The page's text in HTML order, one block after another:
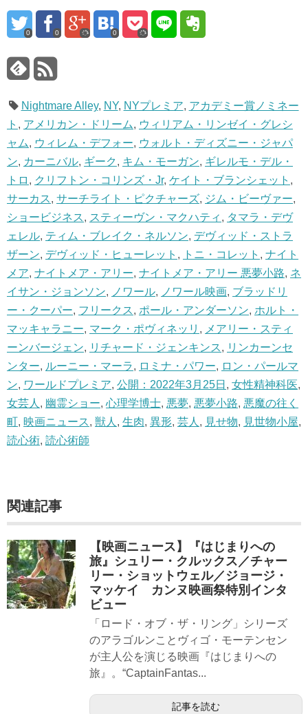
0 0 0
Nightmare Alley, NY, NYプレミア, アカデミー賞ノミネー
ト , アメリカン・ドリーム, ウィリアム・リンゼイ・グレシ
ャム, ウィレム・デフォー, ウォルト・ディズニー・ジャパ
ン, カーニバル, ギーク , キム・モーガン, ギレルモ・デル・
トロ , クリフトン・コリンズ・Jr, ケイト・ブランシェット ,
サーカス, サーチライト・ピクチャーズ, ジム・ビーヴァー,
ショービジネス, スティーヴン・マクハティ , タマラ・デヴ
ェレル, ティム・ブレイク・ネルソン, デヴィッド・ストラ
ザーン, デヴィッド・ヒューレット , トニ・コレット , ナイト
メア, ナイトメア・アリー, ナイトメア・アリー 悪夢小路, ネ
イサン・ジョンソン, ノワール, ノワール映画, ブラッドリ
ー・クーパー, フリークス, ポール・アンダーソン, ホルト・
マッキャラニー, マーク・ポヴィネッリ , メアリー・スティ
ーンバージェン, リチャード・ジェンキンス, リンカーンセ
ンター, ルーニー・マーラ, ロミナ・パワー, ロン・パールマ
ン, ワールドプレミア, 公開：2022年3月25日 , 女性精神科医,
女芸人 , 幽霊ショー, 心理学博士, 悪夢, 悪夢小路, 悪魔の往く
町, 映画ニュース, 獣人 , 生肉, 異形, 芸人 , 見せ物, 見世物小屋,
読心術, 読心術師
関連記事
【映画ニュース】『はじまりへの
旅』シュリー・クルックス／チャー
リー・ショットウェル／ジョージ・
マッケイ カンヌ映画祭特別インタ
ビュー
「ロード・オブ・ザ・リング」シリーズ
のアラゴルンことヴィゴ・モーテンセン
が主人公を演じる映画『はじまりへの
旅』。“CaptainFantas...
記事を読む